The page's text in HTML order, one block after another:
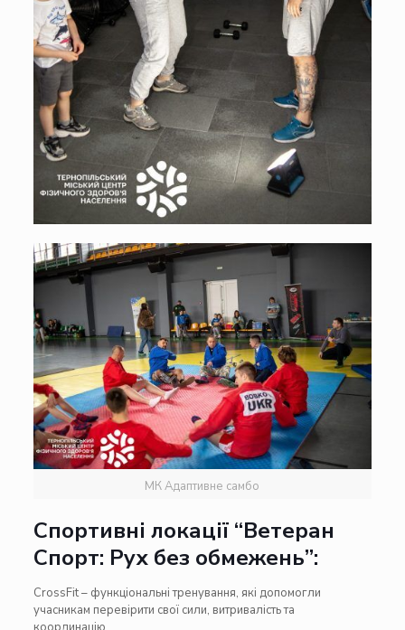
МК Адаптивне самбо
Спортивні локації “Ветеран
Спорт: Рух без обмежень”:
CrossFit – функціональні тренування, які допомогли
учасникам перевірити свої сили, витривалість та